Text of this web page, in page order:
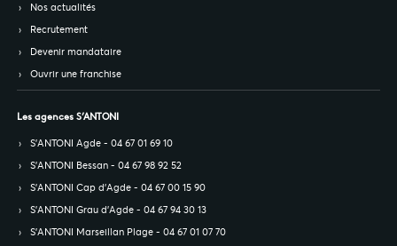
Nos actualités
Recrutement
Devenir mandataire
Ouvrir une franchise
Les agences S’ANTONI
S’ANTONI Agde - 04 67 01 69 10
S’ANTONI Bessan - 04 67 98 92 52
S’ANTONI Cap d'Agde - 04 67 00 15 90
S’ANTONI Grau d'Agde - 04 67 94 30 13
S’ANTONI Marseillan Plage - 04 67 01 07 70